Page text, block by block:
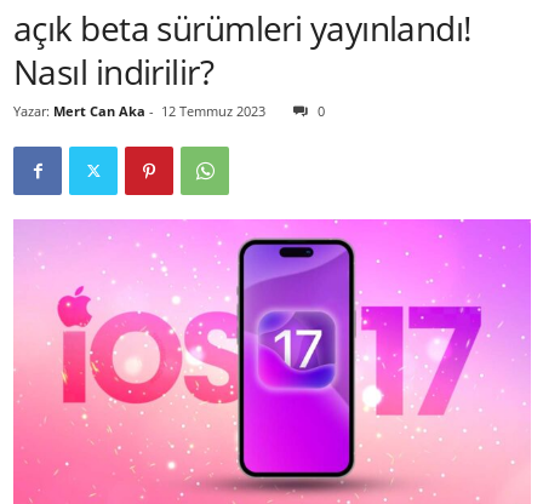
açık beta sürümleri yayınlandı!
Nasıl indirilir?
Yazar: Mert Can Aka - 12 Temmuz 2023 0